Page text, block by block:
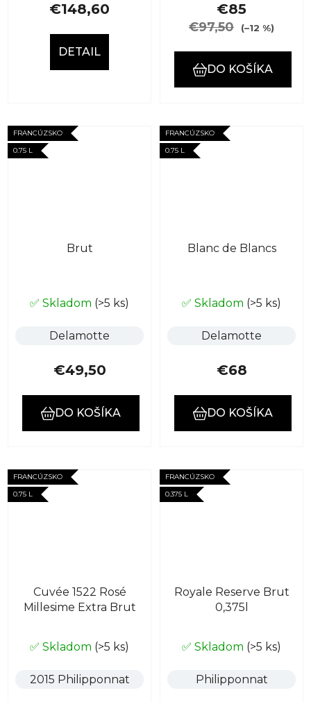
€148,60
DETAIL
€85
€97,50 (–12 %)
DO KOŠÍKA
FRANCÚZSKO
0.75 L
Brut
✅ Skladom (>5 ks)
Delamotte
€49,50
DO KOŠÍKA
FRANCÚZSKO
0.75 L
Blanc de Blancs
✅ Skladom (>5 ks)
Delamotte
€68
DO KOŠÍKA
FRANCÚZSKO
0.75 L
Cuvée 1522 Rosé
Millesime Extra Brut
✅ Skladom (>5 ks)
2015 Philipponnat
FRANCÚZSKO
0.375 L
Royale Reserve Brut
0,375l
✅ Skladom (>5 ks)
Philipponnat